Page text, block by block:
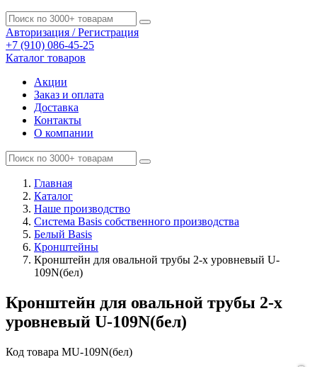
Авторизация / Регистрация
+7 (910) 086-45-25
Каталог товаров
Акции
Заказ и оплата
Доставка
Контакты
О компании
Главная
Каталог
Наше производство
Система Basis собственного производства
Белый Basis
Кронштейны
Кронштейн для овальной трубы 2-х уровневый U-
109N(бел)
Кронштейн для овальной трубы 2-х
уровневый U-109N(бел)
Код товара MU-109N(бел)